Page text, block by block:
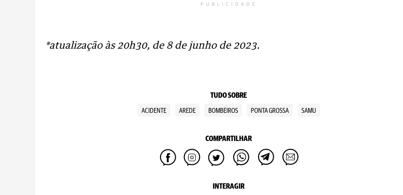
PUBLICIDADE
*atualização às 20h30, de 8 de junho de 2023.
TUDO SOBRE
ACIDENTE AREDE BOMBEIROS PONTA GROSSA SAMU
COMPARTILHAR
INTERAGIR